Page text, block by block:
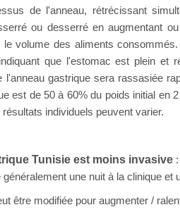
de l'anneau, rétrécissant
ou desserré en augmentant
volume des aliments
que l'estomac est plein et
gastrique sera rassasiée
est de 50 à 60% du poids initial en
individuels peuvent varier.
Tunisie est moins invasive
une nuit à la clinique
être modifiée pour augmenter /